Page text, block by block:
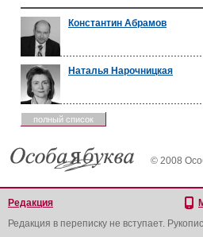
Константин Абрамов
Наталья Нарочницкая
полный список
© 2008
Редакция
Редакция в переписку не вступает.